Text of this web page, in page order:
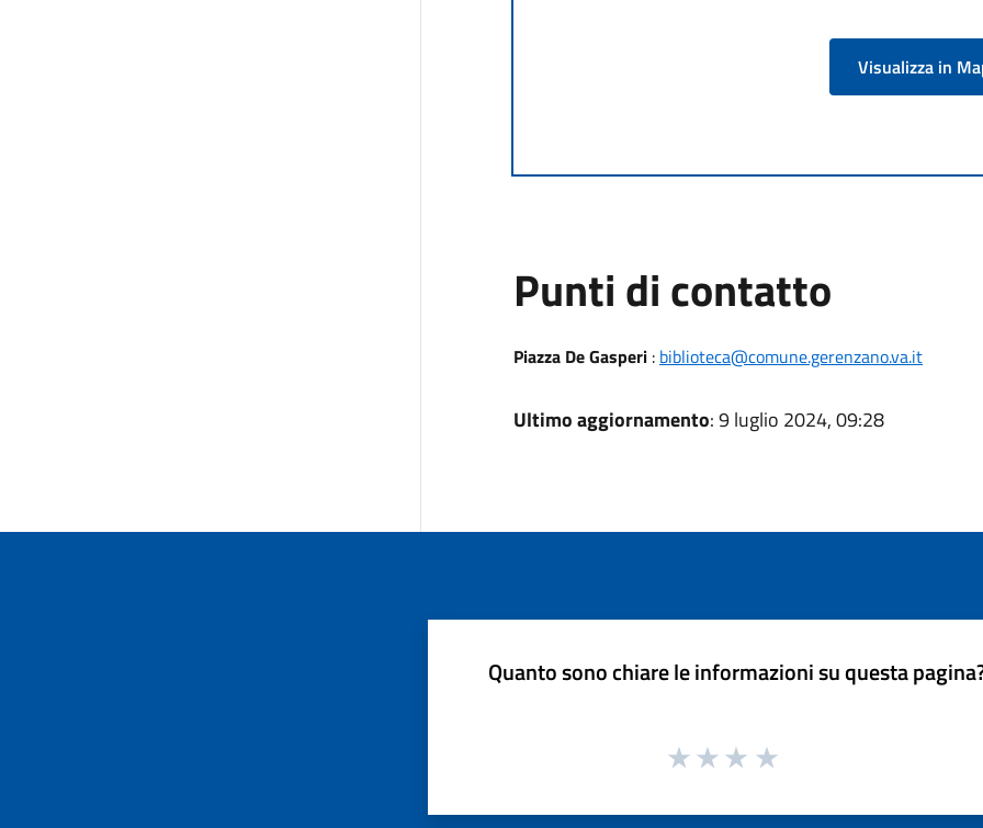
Visualizza in
Punti di contatto
Piazza De Gasperi: biblioteca@comune.gerenzano.va.it
Ultimo aggiornamento: 9 luglio 2024, 09:28
Quanto sono chiare le informazioni su questa